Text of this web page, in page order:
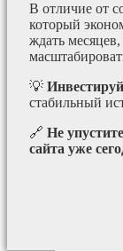
В отличие от
который
ждать
💡
стабильный
🔗 Не
сайта уже